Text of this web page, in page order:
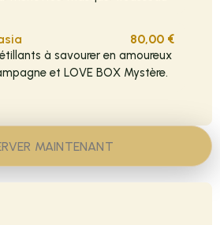
80,00 €
à savourer en amoureux
et LOVE BOX Mystère.
MAINTENANT